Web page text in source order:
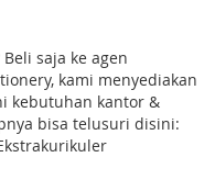
saja ke agen
kami menyediakan
kebutuhan kantor &
bisa telusuri disini: